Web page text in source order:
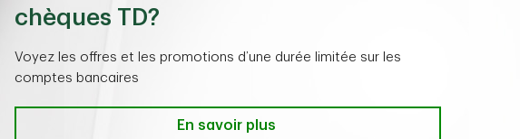
chèques TD?
Voyez les offres et les promotions d’une durée limitée sur les
comptes bancaires
En savoir plus